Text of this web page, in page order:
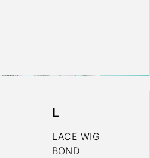
L
LACE WIG
BOND